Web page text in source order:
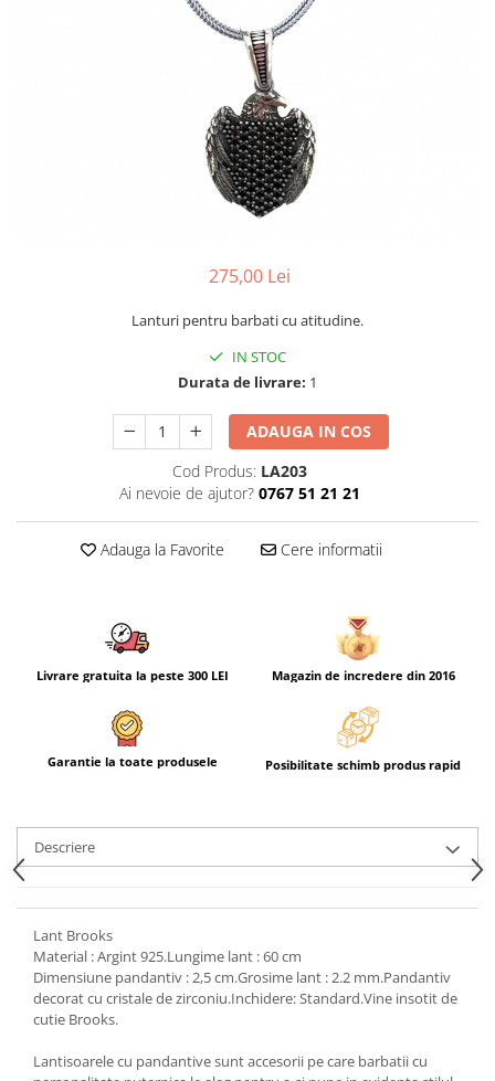
275,00 Lei
Lanturi pentru barbati cu atitudine.
IN STOC
Durata de livrare: 1
ADAUGA IN COS
Cod Produs: LA203
Ai nevoie de ajutor? 0767 51 21 21
Adauga la Favorite Cere informatii
Livrare gratuita la peste 300 LEI Magazin de incredere din 2016
Garantie la toate produsele Posibilitate schimb produs rapid
Descriere
Lant Brooks
Material : Argint 925.Lungime lant : 60 cm
Dimensiune pandantiv : 2,5 cm.Grosime lant : 2.2 mm.Pandantiv
decorat cu cristale de zirconiu.Inchidere: Standard.Vine insotit de
cutie Brooks.
Lantisoarele cu pandantive sunt accesorii pe care barbatii cu